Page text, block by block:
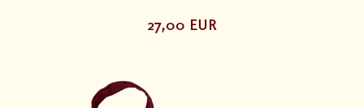
27,00 EUR